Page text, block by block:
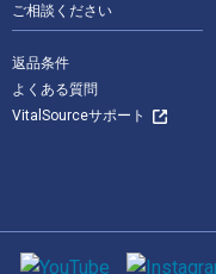
ご相談ください
返品条件
よくある質問
VitalSourceサポート
ソーシャルメディア